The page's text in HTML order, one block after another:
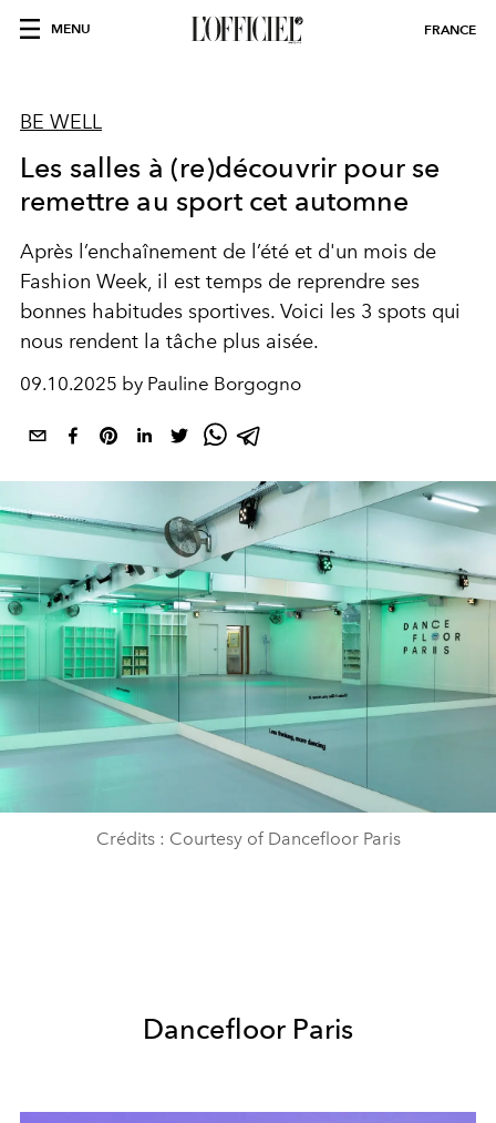
MENU FRANCE
BE WELL
Les salles à (re)découvrir pour se
remettre au sport cet automne
Après l’enchaînement de l’été et d'un mois de
Fashion Week, il est temps de reprendre ses
bonnes habitudes sportives. Voici les 3 spots qui
nous rendent la tâche plus aisée.
09.10.2025 by Pauline Borgogno
Crédits : Courtesy of Dancefloor Paris
Dancefloor Paris